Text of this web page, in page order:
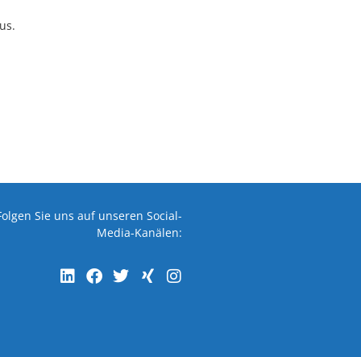
Sie uns auf unseren Social-
Media-Kanälen: